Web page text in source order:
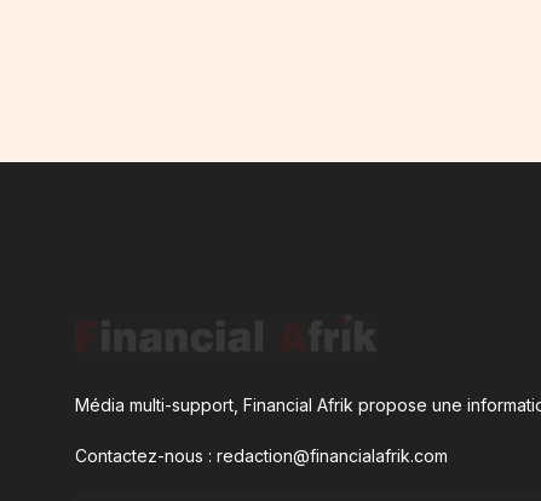
Média multi-support, Financial Afrik propose une
Contactez-nous : redaction@financialafrik.com